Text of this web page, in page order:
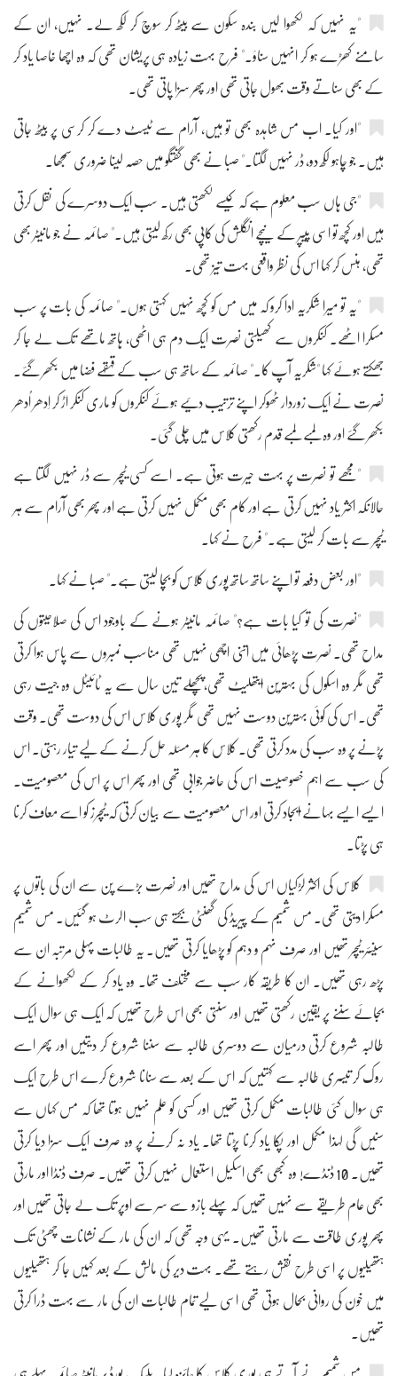
"یہ نہیں کہ لکھوا لیں بندہ سکون سے بیٹھ کر سوچ کر لکھ لے۔ نہیں، ان کے
سامنے کھڑے ہو کر انہیں سناؤ۔" فرح بہت زیادہ ہی پریشان تھی کہ وہ اچھا خاصا یاد کر
کے بھی سناتے وقت بھول جاتی تھی اور پھر سزا پاتی تھی۔
"اور کیا۔ اب مس شاہدہ بھی تو ہیں، آرام سے ٹیسٹ دے کر کرسی پر بیٹھ جاتی
ہیں۔ جو چاہو لکھ دو، ڈر نہیں لگتا۔" صبا نے بھی گفتگو میں حصہ لینا ضروری سمجھا۔
"جی ہاں سب معلوم ہے کہ کیسے لکھتی ہیں۔ سب ایک دوسرے کی نقل کرتی
ہیں اور کچھ تو اسی پیپر کے نیچے انگلش کی کاپی بھی رکھ لیتی ہیں۔" صائمہ نے جو مانیٹر بھی
تھی، ہنس کر کہا اس کی نظر واقعی بہت تیز تھی۔
"یہ تو میرا شکریہ ادا کرو کہ میں مس کو کچھ نہیں کہتی ہوں۔" صائمہ کی بات پر سب
مسکرا اٹھے۔ کنکروں سے کھیلتی نصرت ایک دم ہی اٹھی، ہاتھ ماتھے تک لے جا کر
جھکتے ہوئے کہا "شکریہ آپ کا۔" صائمہ کے ساتھ ہی سب کے قہقہے فضا میں بکھر گئے۔
نصرت نے ایک زوردار ٹھوکر اپنے ترتیب دئیے ہوئے کنکروں کو ماری کنکر اڑ کر اِدھر اُدھر
بکھر گئے اور وہ لمبے لمبے قدم رکھتی کلاس میں چلی گئی۔
"مجھے تو نصرت پر بہت حیرت ہوتی ہے۔ اسے کسی ٹیچر سے ڈر نہیں لگتا ہے
حالانکہ اکثر یاد نہیں کرتی ہے اور کام بھی مکمل نہیں کرتی ہے اور پھر بھی آرام سے ہر
ٹیچر سے بات کر لیتی ہے۔" فرح نے کہا۔
"اور بعض دفعہ تو اپنے ساتھ ساتھ پوری کلاس کو بچا لیتی ہے۔" صبا نے کہا۔
"نصرت کی تو کیا بات ہے؟" صائمہ مانیٹر ہونے کے باوجود اس کی صلاحیتوں کی
مداح تھی۔ نصرت پڑھائی میں اتنی اچھی نہیں تھی مناسب نمبروں سے پاس ہوا کرتی
تھی مگر وہ اسکول کی بہترین ایتھلیٹ تھی، پچھلے تین سال سے یہ ٹائیٹل وہ جیت رہی
تھی۔ اس کی کوئی بہترین دوست نہیں تھی مگر پوری کلاس اس کی دوست تھی۔ وقت
پڑنے پر وہ سب کی مدد کرتی تھی۔ کلاس کا ہر مسئلہ حل کرنے کے لیے تیار رہتی۔ اس
کی سب سے اہم خصوصیت اس کی حاضر جوابی تھی اور پھر اس پر اس کی معصومیت۔
ایسے ایسے بہانے ایجاد کرتی اور اس معصومیت سے بیان کرتی کہ ٹیچرز کو اسے معاف کرنا
ہی پڑتا۔
کلاس کی اکثر لڑکیاں اس کی مداح تھیں اور نصرت بڑے پن سے ان کی باتوں پر
مسکرا دیتی تھی۔ مس شمیم کے پیریڈ کی گھنٹی بجتے ہی سب الرٹ ہو گئیں۔ مس شمیم
سینئر ٹیچر تھیں اور صرف نہم و دہم کو پڑھایا کرتی تھیں۔ یہ طالبات پہلی مرتبہ ان سے
پڑھ رہی تھیں۔ ان کا طریقہ کار سب سے مختلف تھا۔ وہ یاد کر کے لکھوانے کے
بجائے سننے پر یقین رکھتی تھیں اور سنتی بھی اس طرح تھیں کہ ایک ہی سوال ایک
طالبہ شروع کرتی درمیان سے دوسری طالبہ سے سننا شروع کر دیتیں اور پھر اسے
روک کر تیسری طالبہ سے کہتیں کہ اس کے بعد سے سنانا شروع کرے اس طرح ایک
ہی سوال کئی طالبات مکمل کرتی تھیں اور کسی کو علم نہیں ہوتا تھا کہ مس کہاں سے
سنیں گی لہذا مکمل اور پکا یاد کرنا پڑتا تھا۔ یاد نہ کرنے پر وہ صرف ایک سزا دیا کرتی
تھیں۔ 10 ڈنڈے! وہ کبھی بھی اسکیل استعمال نہیں کرتی تھیں۔ صرف ڈنڈا اور مارتی
بھی عام طریقے سے نہیں تھیں کہ پہلے بازو سے سر سے اوپر تک لے جاتی تھیں اور
پھر پوری طاقت سے مارتی تھیں۔ یہی وجہ تھی کہ ان کی مار کے نشانات چھٹی تک
ہتھیلیوں پر اسی طرح نقش رہتے تھے۔ بہت دیر کی مالش کے بعد کہیں جا کر ہتھیلیوں
میں خون کی روانی بحال ہوتی تھی اسی لیے تمام طالبات ان کی مار سے بہت ڈرا کرتی
تھیں۔